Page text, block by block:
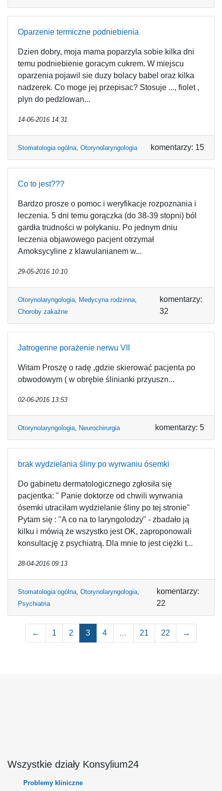
Oparzenie termiczne podniebienia
Dzien dobry, moja mama poparzyla sobie kilka dni
temu podniebienie goracym cukrem. W miejscu
oparzenia pojawil sie duzy bolacy babel oraz kilka
nadzerek. Co moge jej przepisac? Stosuje ..., fiolet ,
plyn do pedzlowan...
14-06-2016 14:31
Stomatologia ogólna, Otorynolaryngologia komentarzy: 15
Co to jest???
Bardzo prosze o pomoc i weryfikacje rozpoznania i
leczenia. 5 dni temu gorączka (do 38-39 stopni) ból
gardła trudności w połykaniu. Po jednym dniu
leczenia objawowego pacjent otrzymał
Amoksycyline z klawulanianem w...
29-05-2016 10:10
Otorynolaryngologia, Medycyna rodzinna,
Choroby zakaźne
komentarzy:
32
Jatrogenne porażenie nerwu VII
Witam Proszę o radę ,gdzie skierować pacjenta po
obwodowym ( w obrębie ślinianki przyuszn...
02-06-2016 13:53
Otorynolaryngologia, Neurochirurgia komentarzy: 5
brak wydzielania śliny po wyrwaniu ósemki
Do gabinetu dermatologicznego zgłosiła się
pacjentka: " Panie doktorze od chwili wyrwania
ósemki utraciłam wydzielanie śliny po tej stronie"
Pytam się : "A co na to laryngolodzy" - zbadało ją
kilku i mówią że wszystko jest OK, zaproponowali
konsultację z psychiatrą. Dla mnie to jest ciężki t...
28-04-2016 09:13
Stomatologia ogólna, Otorynolaryngologia,
Psychiatria
komentarzy:
22
← 1 2 3 4 … 21 22 →
Wszystkie działy Konsylium24
Problemy kliniczne